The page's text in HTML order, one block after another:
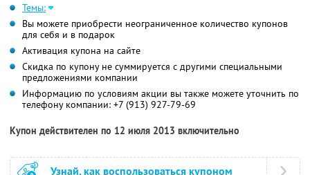
Темы:
Вы можете приобрести неограниченное количество купонов
для себя и в подарок
Активация купона на сайте
Скидка по купону не суммируется с другими специальными
предложениями компании
Информацию по условиям акции вы также можете уточнить по
телефону компании: +7 (913) 927-79-69
Купон действителен по 12 июля 2013 включительно
Узнай, как воспользоваться купоном